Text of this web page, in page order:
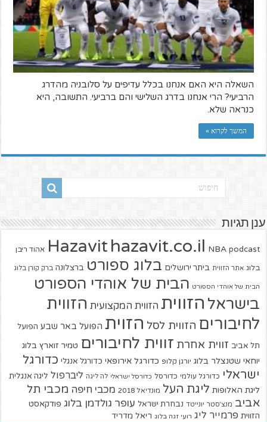
השאלה היא האם אנחנו בכלל עדיפים על סלובניה מהדרג
הרביעי? הרי אנחנו בדרג השלישי והם ברביעי. התשובה, היא
כנראה שלא.
המשך לקרוא »
ענן תגיות
Hazavit hazavit.co.il NBA podcast אהוד ריבן
בלוג אתר הזווית ביתר ירושלים בלוג ספורט ברצלונה ברק קורן בלוג
הבית של אוהדי הספורט הבית של אוהדי הספורט
בישראל הזווית הזווית המקצועית הזווית
לחיבורים הזווית לסל הזוית הפועל באר שבע הפועל
תל אביב זווית אחרת זווית לחיבורים טמיר זוארץ בלוג
יוחאי שטנצלר בלוג יורגן קלופ כדורגל אירופאי כדורגל אנגלי כדורגל
ישראלי כדורגל עולמי כדורסל כדורסל ישראלי לה ליגה ליברפול ליגה אנגלית
ליגת האלופות ליגת העל מונדיאל 2018 מכבי חיפה מכבי תל
אביב מנצ'סטר יונייטד נבחרת ישראל עופר גולדמן בלוג פודקאסט
הזווית פרמייר ליג רועי זגה בלוג ריאל מדריד